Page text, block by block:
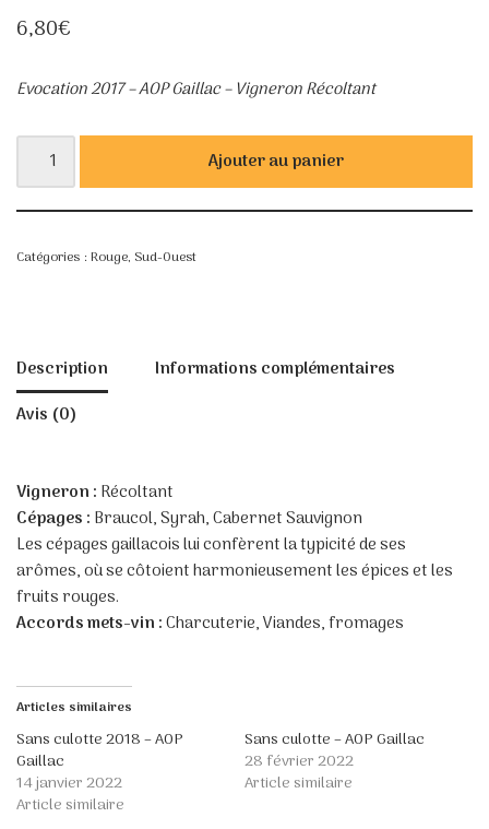
6,80€
Evocation 2017 – AOP Gaillac – Vigneron Récoltant
Ajouter au panier
Catégories : Rouge, Sud-Ouest
Description
Informations complémentaires
Avis (0)
Vigneron : Récoltant
Cépages : Braucol, Syrah, Cabernet Sauvignon
Les cépages gaillacois lui confèrent la typicité de ses
arômes, où se côtoient harmonieusement les épices et les
fruits rouges.
Accords mets-vin :Charcuterie, Viandes, fromages
Articles similaires
Sans culotte 2018 – AOP
Gaillac
14 janvier 2022
Article similaire
Sans culotte – AOP Gaillac
28 février 2022
Article similaire